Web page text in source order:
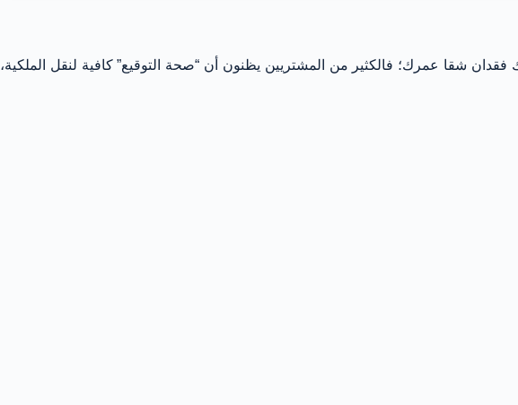
فقدان شقا عمرك؛ فالكثير من المشتريين يظنون أن “صحة التوقيع” كافية لنقل الملكية،